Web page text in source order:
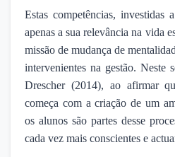
Estas competências, investidas
apenas a sua relevância na vida
missão de mudança de
intervenientes na gestão. Neste
Drescher (2014), ao afirmar
começa com a criação de um
os alunos são partes desse
cada vez mais conscientes e